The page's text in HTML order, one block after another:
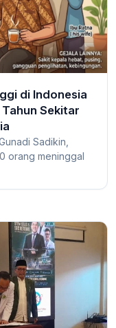
di Indonesia
Sekitar
Sadikin,
orang meninggal